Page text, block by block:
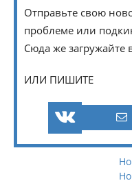
Отправьте свою
проблеме или
Сюда же загружайте
ИЛИ ПИШИТЕ